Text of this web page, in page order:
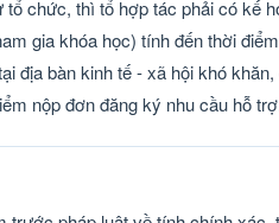
chức, thì tổ hợp tác phải có kế
gia khóa học) tính đến thời
địa bàn kinh tế - xã hội khó
nộp đơn đăng ký nhu cầu hỗ